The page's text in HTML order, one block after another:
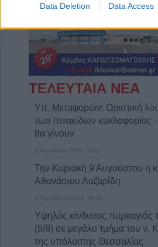
Data Deletion Data Access
ΤΕΛΕΥΤΑΙΑ ΝΕΑ
Υπ. Μεταφορών: Οριστική
των πινακίδων κυκλοφορίας
θα γίνουν
9 Αυγούστου 2026, 08:17
Την Κυριακή 9 Αυγούστου η
Αθανάσιου Λαζαρίδη
9 Αυγούστου 2026, 08:05
Υψηλός κίνδυνος πυρκαγιάς
(9/8) σε μεγάλο τμήμα του ν.
της υπόλοιπης Θεσσαλίας